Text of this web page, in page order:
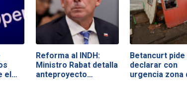
el…
Reforma al INDH:
Ministro Rabat detalla
anteproyecto…
Betancurt pide
declarar con
urgencia zona